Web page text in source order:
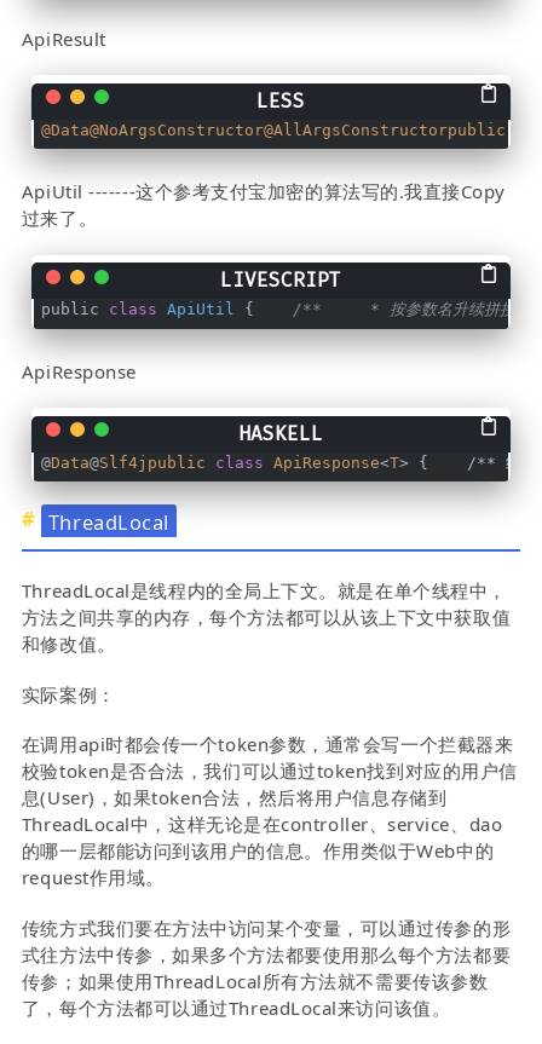
ApiResult
@Data@NoArgsConstructor@AllArgsConstructorpublic
ApiUtil -------这个参考支付宝加密的算法写的.我直接Copy
过来了。
public class ApiUtil { /**     * 按参数名升续拼接
ApiResponse
@Data@Slf4jpublic class ApiResponse<T> {    /** 结
ThreadLocal
ThreadLocal是线程内的全局上下文。就是在单个线程中，
方法之间共享的内存，每个方法都可以从该上下文中获取值
和修改值。
实际案例：
在调用api时都会传一个token参数，通常会写一个拦截器来
校验token是否合法，我们可以通过token找到对应的用户信
息(User)，如果token合法，然后将用户信息存储到
ThreadLocal中，这样无论是在controller、service、dao
的哪一层都能访问到该用户的信息。作用类似于Web中的
request作用域。
传统方式我们要在方法中访问某个变量，可以通过传参的形
式往方法中传参，如果多个方法都要使用那么每个方法都要
传参；如果使用ThreadLocal所有方法就不需要传该参数
了，每个方法都可以通过ThreadLocal来访问该值。